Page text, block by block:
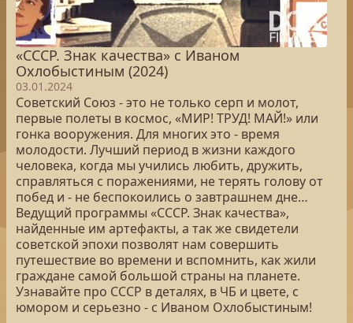
«СССР. Знак качества» с Иваном
Охлобыстиным (2024)
03.01.2024
Советский Союз - это не только серп и молот,
первые полеты в космос, «МИР! ТРУД! МАЙ!» или
гонка вооружения. Для многих это - время
молодости. Лучший период в жизни каждого
человека, когда мы учились любить, дружить,
справляться с поражениями, не терять голову от
побед и - не беспокоились о завтрашнем дне…
Ведущий программы «СССР. Знак качества»,
найденные им артефакты, а так же свидетели
советской эпохи позволят нам совершить
путешествие во времени и вспомнить, как жили
граждане самой большой страны на планете.
Узнавайте про СССР в деталях, в ЧБ и цвете, с
юмором и серьезно - с Иваном Охлобыстиным!